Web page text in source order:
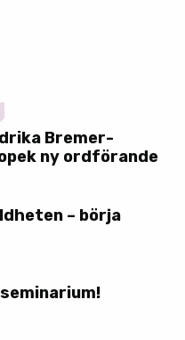
Bremer-
ny ordförande
– börja